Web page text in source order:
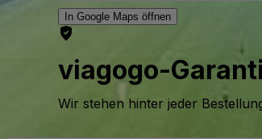
In Google Maps öffnen
viagogo-
Wir stehen hinter jeder